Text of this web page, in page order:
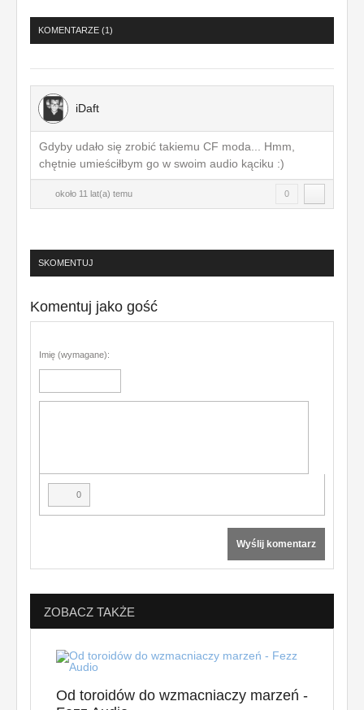
KOMENTARZE (1)
iDaft
Gdyby udało się zrobić takiemu CF moda... Hmm,
chętnie umieściłbym go w swoim audio kąciku :)
około 11 lat(a) temu 0
SKOMENTUJ
Komentuj jako gość
Imię (wymagane):
0
Wyślij komentarz
ZOBACZ TAKŻE
Od toroidów do wzmacniaczy marzeń -